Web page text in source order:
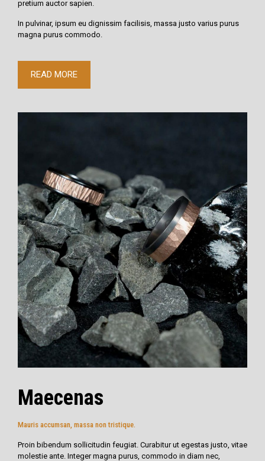
pretium auctor sapien.
In pulvinar, ipsum eu dignissim facilisis, massa justo varius purus
magna purus commodo.
READ MORE
Maecenas
Mauris accumsan, massa non tristique.
Proin bibendum sollicitudin feugiat. Curabitur ut egestas justo, vitae
molestie ante. Integer magna purus, commodo in diam nec,